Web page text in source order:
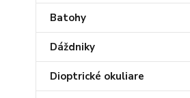
Batohy
Dáždniky
Dioptrické okuliare